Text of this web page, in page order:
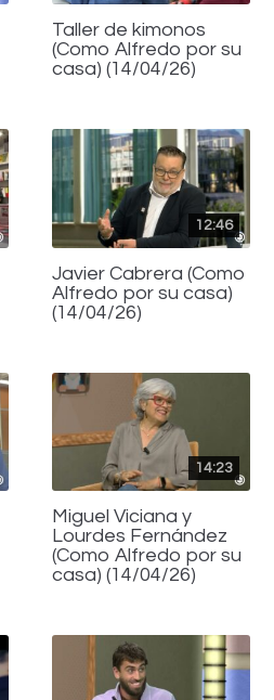
Taller de kimonos
(Como Alfredo por su
casa) (14/04/26)
12:46
Javier Cabrera (Como
Alfredo por su casa)
(14/04/26)
14:23
Miguel Viciana y
Lourdes Fernández
(Como Alfredo por su
casa) (14/04/26)